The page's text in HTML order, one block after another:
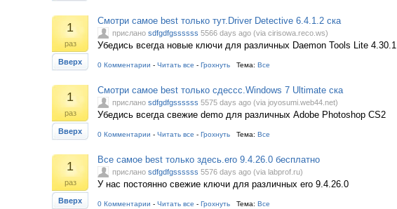
1
раз
Вверх
Смотри самое best только тут.Driver Detective 6.4.1.2 ска
прислано sdfgdfgssssss 5566 days ago (via cirisowa.reco.ws)
Убедись всегда новые ключи для различных Daemon Tools Lite 4.30.1
0 Комментарии - Читать все - Грохнуть Тема: Все
1
раз
Вверх
Смотри самое best только сдессс.Windows 7 Ultimate ска
прислано sdfgdfgssssss 5575 days ago (via joyosumi.web44.net)
Убедись всегда свежие demo для различных Adobe Photoshop CS2
0 Комментарии - Читать все - Грохнуть Тема: Все
1
раз
Вверх
Все самое best только здесь.ero 9.4.26.0 бесплатно
прислано sdfgdfgssssss 5576 days ago (via labprof.ru)
У нас постоянно свежие ключи для различных ero 9.4.26.0
0 Комментарии - Читать все - Грохнуть Тема: Все